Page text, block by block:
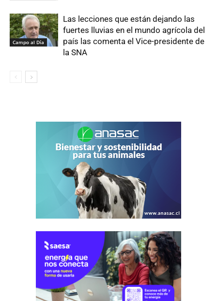
Campo al Día
Las lecciones que están dejando las
fuertes lluvias en el mundo agrícola del
país las comenta el Vice-presidente de
la SNA